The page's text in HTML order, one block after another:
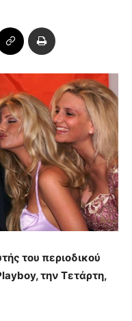
του περιοδικού
την Τετάρτη,